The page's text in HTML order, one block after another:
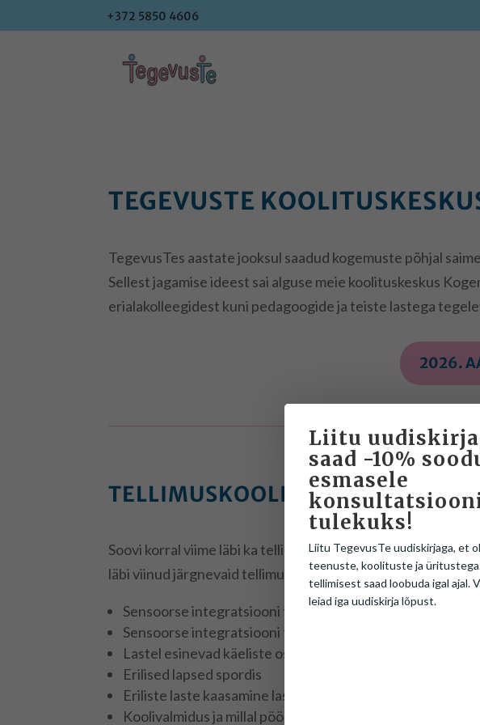
+372 5850 4606
+372 5850 4606
TEGEVUSTE
TegevusTes aastate jooksul saadud kogemuste põhjal
Sellest jagamise ideest sai alguse meie koolituskeskus
erialakolleegidest kuni pedagoogide ja teiste lastega
2026.
TELLIMUSKOOLITUSED
Soovi korral viime läbi ka tellimuskoolitusi erivajadusega
läbi viinud järgnevaid tellimuskoolitusi:
Sensoorse integratsiooni teooria alusteadmised
Sensoorse integratsiooni teooria alusteadmised
Lastel esinevad käeliste oskuste probleemid ja
Erilised lapsed spordis
Eriliste laste kaasamine lasteaia ja esimese kooliastme
Koolivalmidus ja millal pöörduda spetsialisti poole?
Liitu
saad -10%
esmasele
tulekuks!
Liitu TegevusTe uudiskirjaga, et
teenuste, koolituste ja
tellimisest saad loobuda igal ajal.
leiad iga uudiskirja lõpust.